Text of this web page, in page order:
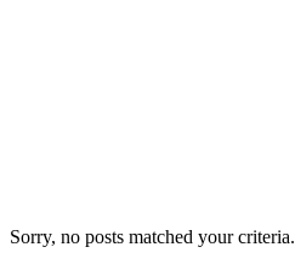
Sorry, no posts matched your criteria.